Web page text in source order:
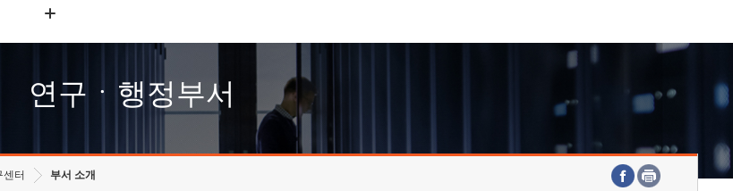
고객의소리
수의계약 현황
호남권연구본부
연구원 고객헌장
주요업무연락처
연구ㆍ행정부서
센터 부서 소개